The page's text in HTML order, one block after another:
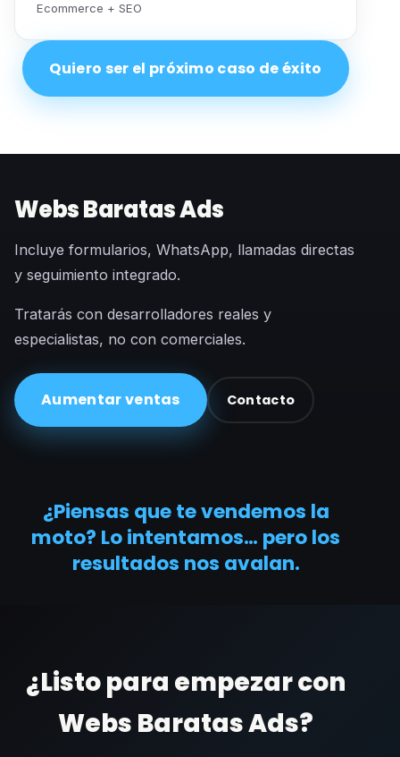
Ecommerce + SEO
Quiero ser el próximo caso de éxito
Webs Baratas Ads
Incluye formularios, WhatsApp, llamadas directas
y seguimiento integrado.
Tratarás con desarrolladores reales y
especialistas, no con comerciales.
Aumentar ventas Contacto
¿Piensas que te vendemos la
moto? Lo intentamos… pero los
resultados nos avalan.
¿Listo para empezar con
Webs Baratas Ads?